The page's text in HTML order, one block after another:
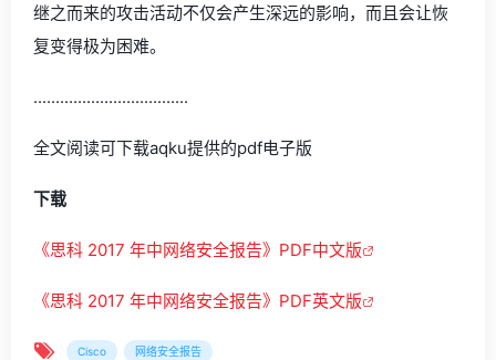
继之而来的攻击活动不仅会产生深远的影响，而且会让恢
复变得极为困难。
...................................
全文阅读可下载aqku提供的pdf电子版
下载
《思科 2017 年中网络安全报告》PDF中文版
《思科 2017 年中网络安全报告》PDF英文版
Cisco 网络安全报告